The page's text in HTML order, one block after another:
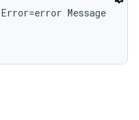
Error=error Message